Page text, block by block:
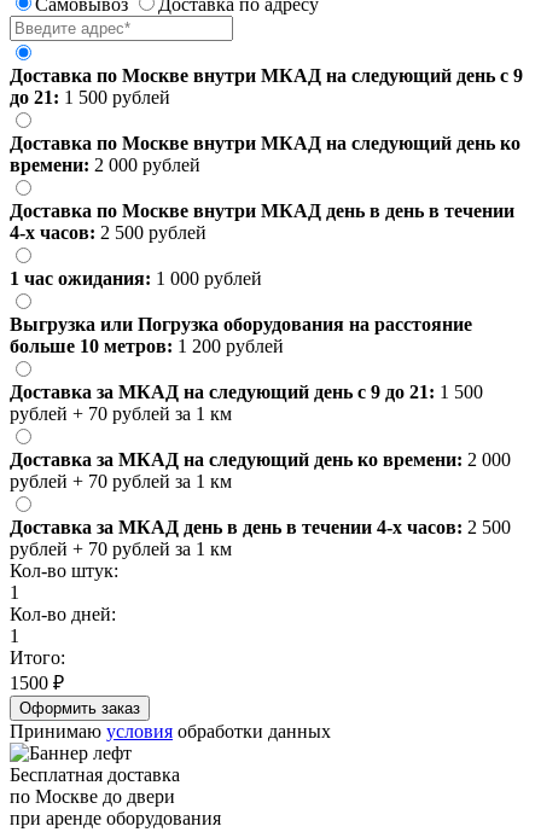
Самовывоз Доставка по адресу
Доставка по Москве внутри МКАД на следующий день с 9
до 21: 1 500 рублей
Доставка по Москве внутри МКАД на следующий день ко
времени: 2 000 рублей
Доставка по Москве внутри МКАД день в день в течении
4-х часов: 2 500 рублей
1 час ожидания: 1 000 рублей
Выгрузка или Погрузка оборудования на расстояние
больше 10 метров: 1 200 рублей
Доставка за МКАД на следующий день с 9 до 21: 1 500
рублей + 70 рублей за 1 км
Доставка за МКАД на следующий день ко времени: 2 000
рублей + 70 рублей за 1 км
Доставка за МКАД день в день в течении 4-х часов: 2 500
рублей + 70 рублей за 1 км
Кол-во штук:
1
Кол-во дней:
1
Итого:
1500 ₽
Принимаю условия обработки данных
Бесплатная доставка
по Москве до двери
при аренде оборудования